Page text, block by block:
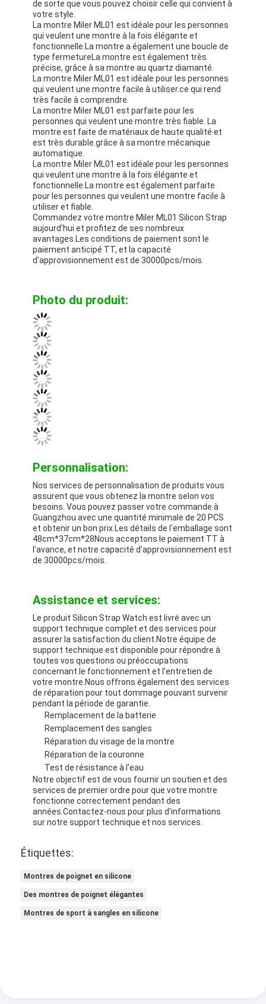
Montres à sangles en silicone
Montres à quartz
Montres à quartz pour hommes
Montres à lumière au quartz
Montres de sport numériques
Une montre de couple élégante
Montres de poignet pour enfants
Pièces de rechange de montres
Pièces détachées de ceintures de montres
de sorte que vous pouvez choisir celle qui convient à
votre style.
La montre Miler ML01 est idéale pour les personnes
qui veulent une montre à la fois élégante et
fonctionnelle.La montre a également une boucle de
type fermetureLa montre est également très
précise, grâce à sa montre au quartz diamanté.
La montre Miler ML01 est idéale pour les personnes
qui veulent une montre facile à utiliser.ce qui rend
très facile à comprendre.
La montre Miler ML01 est parfaite pour les
personnes qui veulent une montre très fiable. La
montre est faite de matériaux de haute qualité et
est très durable.grâce à sa montre mécanique
automatique.
La montre Miler ML01 est idéale pour les personnes
qui veulent une montre à la fois élégante et
fonctionnelle.La montre est également parfaite
pour les personnes qui veulent une montre facile à
utiliser et fiable.
Commandez votre montre Miler ML01 Silicon Strap
aujourd'hui et profitez de ses nombreux
avantages.Les conditions de paiement sont le
paiement anticipé TT, et la capacité
d'approvisionnement est de 30000pcs/mois.
Photo du produit:
Personnalisation:
Nos services de personnalisation de produits vous
assurent que vous obtenez la montre selon vos
besoins. Vous pouvez passer votre commande à
Guangzhou avec une quantité minimale de 20 PCS
et obtenir un bon prix.Les détails de l'emballage sont
48cm*37cm*28Nous acceptons le paiement TT à
l'avance, et notre capacité d'approvisionnement est
de 30000pcs/mois.
Assistance et services:
Le produit Silicon Strap Watch est livré avec un
support technique complet et des services pour
assurer la satisfaction du client.Notre équipe de
support technique est disponible pour répondre à
toutes vos questions ou préoccupations
concernant le fonctionnement et l'entretien de
votre montre.Nous offrons également des services
de réparation pour tout dommage pouvant survenir
pendant la période de garantie.
Remplacement de la batterie
Remplacement des sangles
Réparation du visage de la montre
Réparation de la couronne
Test de résistance à l'eau
Notre objectif est de vous fournir un soutien et des
services de premier ordre pour que votre montre
fonctionne correctement pendant des
années.Contactez-nous pour plus d'informations
sur notre support technique et nos services.
Étiquettes:
Montres de poignet en silicone
Des montres de poignet élégantes
Montres de sport à sangles en silicone